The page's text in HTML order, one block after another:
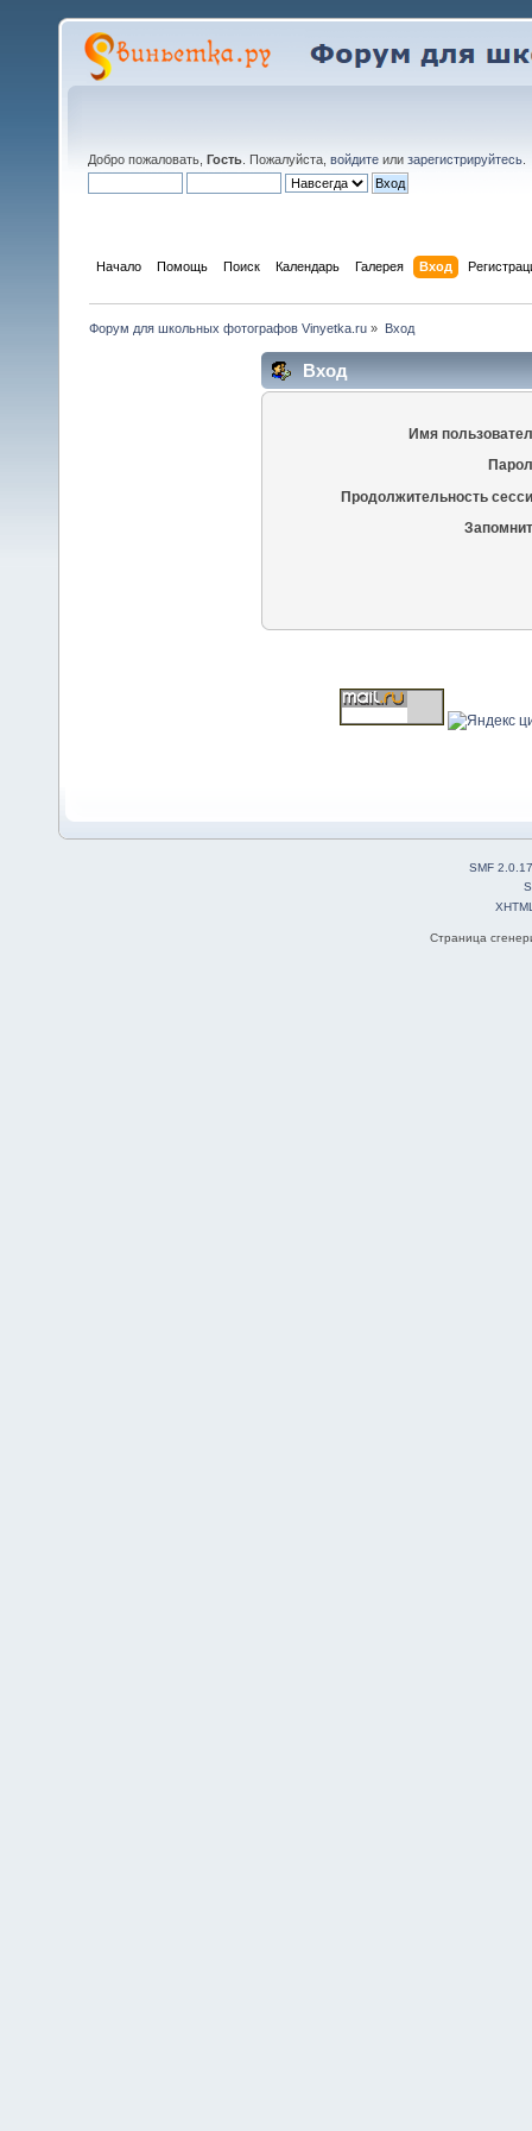
Добро пожаловать, Гость . Пожалуйста, войдите или зарегистрируйтесь
Начало Помощь Поиск Календарь Галерея Вход
Форум для школьных фотографов Vinyetka.ru » Вход
Вход
Имя
Продолжительность
SMF 2.0.17
Страница